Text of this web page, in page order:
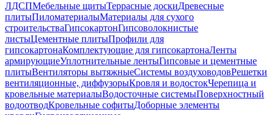
ЛДСПМебельные щитыТеррасные доскиДревесные
плитыПиломатериалыМатериалы для сухого
строительстваГипсокартонГипсоволокнистые
листыЦементные плитыПрофили для
гипсокартонаКомплектующие для гипсокартонаЛенты
армирующиеУплотнительные лентыГипсовые и цементные
плитыВентиляторы вытяжныеСистемы воздуховодовРешетки
вентиляционные, диффузорыКровля и водостокЧерепица и
кровельные материалыВодосточные системыПоверхностный
водоотводКровельные софитыДоборные элементы